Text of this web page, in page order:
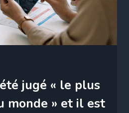
jugé « le plus
monde » et il est